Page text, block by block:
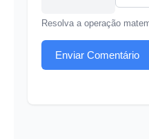
Resolva a operação
Enviar Comentário